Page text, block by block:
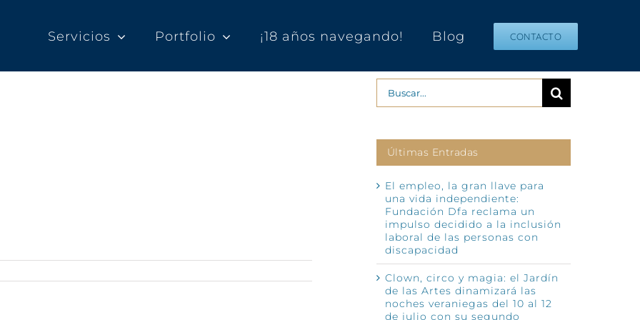
Servicios Portfolio ¡18 años navegando! Blog CONTACTO
Buscar:
Últimas Entradas
El empleo, la gran llave para
una vida independiente:
Fundación Dfa reclama un
impulso decidido a la inclusión
laboral de las personas con
discapacidad
Clown, circo y magia: el Jardín
de las Artes dinamizará las
noches veraniegas del 10 al 12
de julio con su segundo